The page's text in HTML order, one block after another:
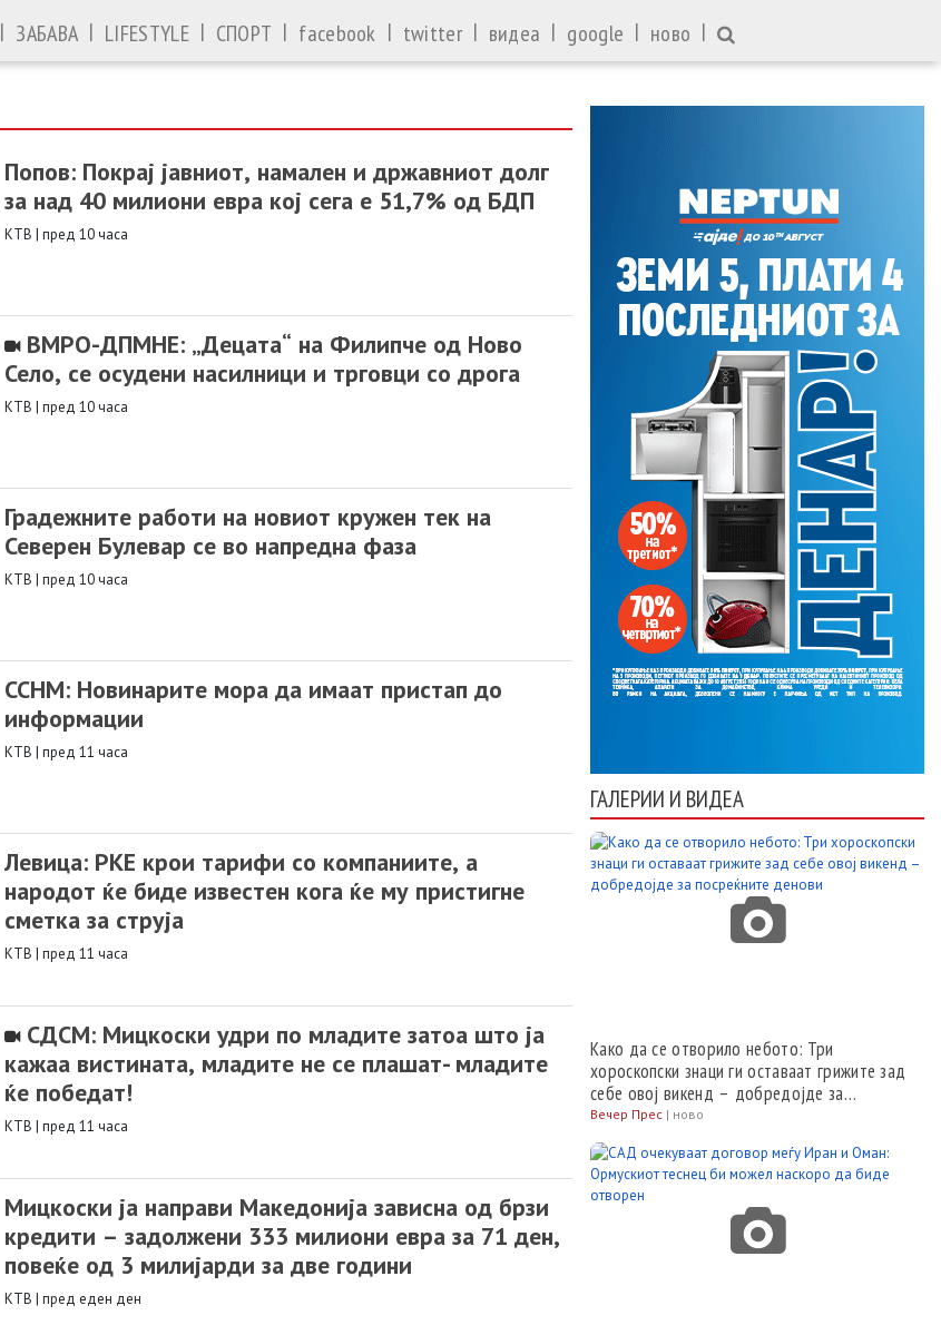
| ЗАБАВА | LIFESTYLE | СПОРТ | facebook | twitter | видеа | google | ново |
Попов: Покрај јавниот, намален и државниот долг
за над 40 милиони евра кој сега е 51,7% од БДП
КТВ | пред 10 часа
ВМРО-ДПМНЕ: „Децата“ на Филипче од Ново
Село, се осудени насилници и трговци со дрога
КТВ | пред 10 часа
Градежните работи на новиот кружен тек на
Северен Булевар се во напредна фаза
КТВ | пред 10 часа
ССНМ: Новинарите мора да имаат пристап до
информации
КТВ | пред 11 часа
Левица: РКЕ крои тарифи со компаниите, а
народот ќе биде известен кога ќе му пристигне
сметка за струја
КТВ | пред 11 часа
СДСМ: Мицкоски удри по младите затоа што ја
кажаа вистината, младите не се плашат- младите
ќе победат!
КТВ | пред 11 часа
Мицкоски ја направи Македонија зависна од брзи
кредити – задолжени 333 милиони евра за 71 ден,
повеќе од 3 милијарди за две години
КТВ | пред еден ден
ГАЛЕРИИ И ВИДЕА
Како да се отворило небото: Три
хороскопски знаци ги оставаат грижите зад
себе овој викенд – добредојде за
посреќните денови
Вечер Прес | ново